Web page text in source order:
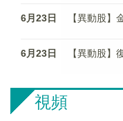
6月23日 【異動股
6月23日 【異動股
視頻